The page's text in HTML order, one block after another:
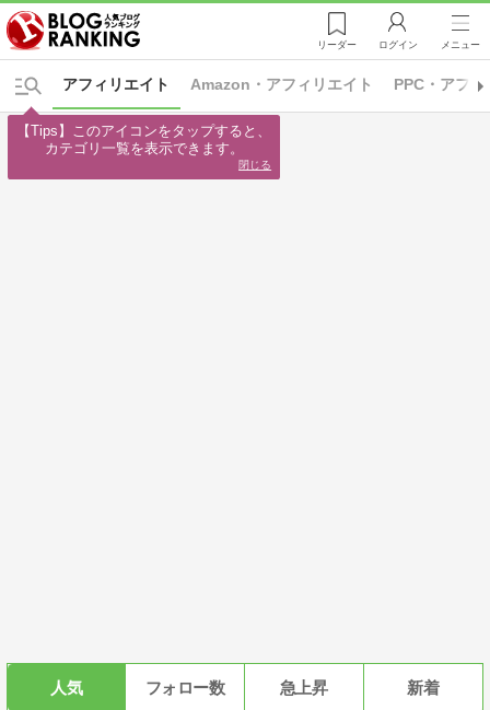
リーダー ログイン メニュー
アフィリエイト Amazon・アフィリエイト PPC・アフ
人気 フォロー数 急上昇 新着
【Tips】このアイコンをタップすると、
カテゴリ一覧を表示できます。
閉じる